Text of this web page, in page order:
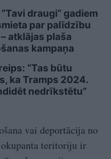
“Tavi draugi” gadiem
par palīdzību
atklājas plaša
kampaņa
“Tas būtu
ka Tramps 2024.
nedrīkstētu”
vai deportācija no
teritoriju ir